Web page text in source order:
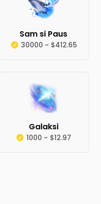
Sam si Paus
30000 ~ $412.65
Galaksi
1000 ~ $12.97